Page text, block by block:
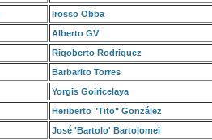
Irosso Obba
Alberto GV
Rigoberto Rodriguez
Barbarito Torres
Yorgis Goiricelaya
Heriberto "Tito" González
José 'Bartolo' Bartolomei